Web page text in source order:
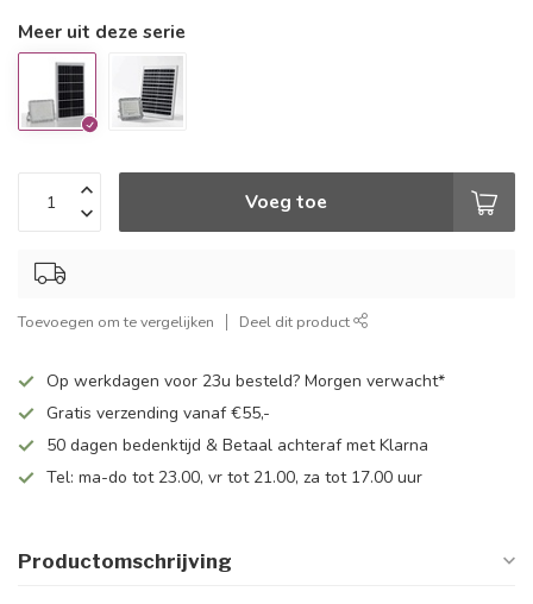
Meer uit deze serie
Voeg toe
Toevoegen om te vergelijken Deel dit product
Op werkdagen voor 23u besteld? Morgen verwacht*
Gratis verzending vanaf €55,-
50 dagen bedenktijd & Betaal achteraf met Klarna
Tel: ma-do tot 23.00, vr tot 21.00, za tot 17.00 uur
Productomschrijving